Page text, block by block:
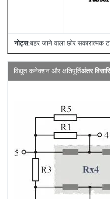
नोट्स:बहर जाने वाला छोर
विद्युत कनेक्शन और क्षतिपूर्तिअंतर